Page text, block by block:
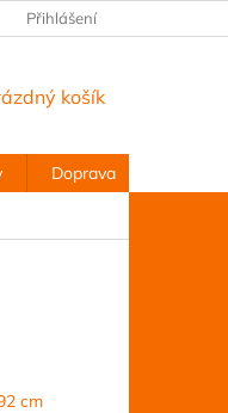
Přihlášení
košík
Doprava
cm